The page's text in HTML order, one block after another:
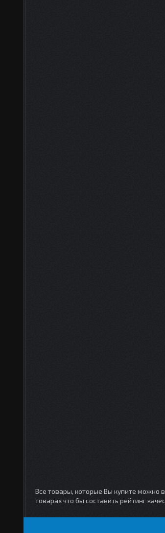
Все товары, которые Вы купите можно
товарах что бы составить рейтинг